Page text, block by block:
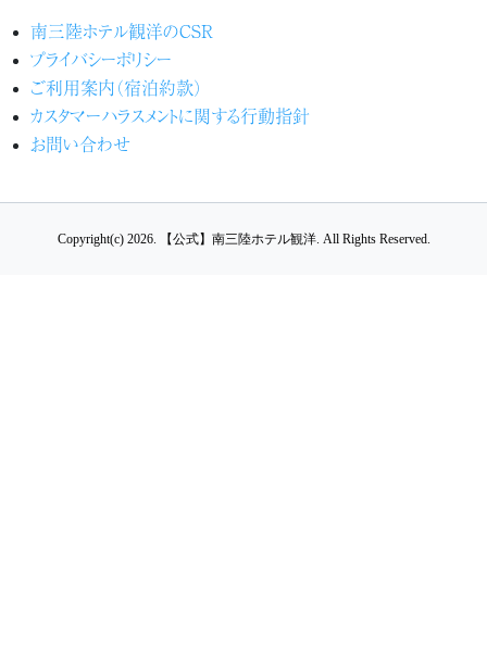
南三陸ホテル観洋のCSR
プライバシーポリシー
ご利用案内（宿泊約款）
カスタマーハラスメントに関する行動指針
お問い合わせ
Copyright(c) 2026. 【公式】南三陸ホテル観洋. All Rights Reserved.